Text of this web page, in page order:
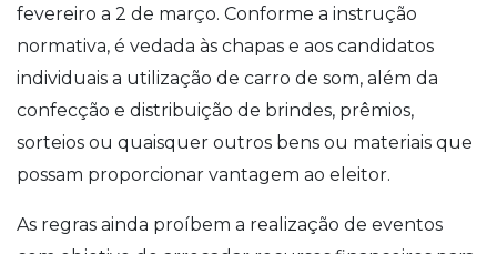
fevereiro a 2 de março. Conforme a instrução
normativa, é vedada às chapas e aos candidatos
individuais a utilização de carro de som, além da
confecção e distribuição de brindes, prêmios,
sorteios ou quaisquer outros bens ou materiais que
possam proporcionar vantagem ao eleitor.
As regras ainda proíbem a realização de eventos